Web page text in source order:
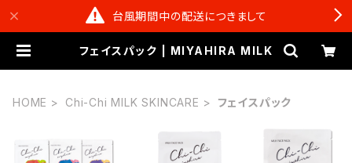
台風期間中の配送につきまして
フェイスパック | MIYAHIRA MILK
HOME Chi-Chi MILK SKINCARE フェイスパック